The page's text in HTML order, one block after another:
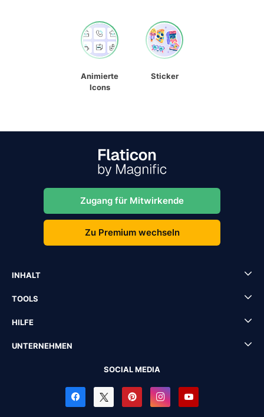
Animierte
Icons
Sticker
Zugang für Mitwirkende
Zu Premium wechseln
INHALT
TOOLS
HILFE
UNTERNEHMEN
SOCIAL MEDIA